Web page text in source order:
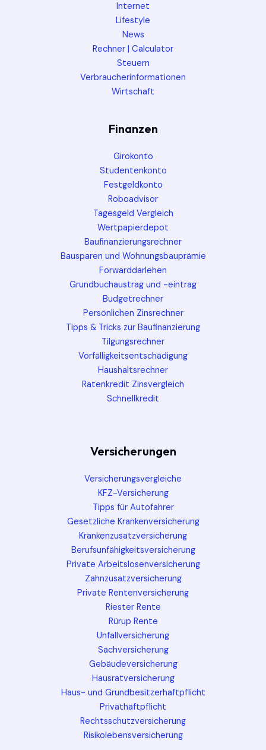
Internet
Lifestyle
News
Rechner | Calculator
Steuern
Verbraucherinformationen
Wirtschaft
Finanzen
Girokonto
Studentenkonto
Festgeldkonto
Roboadvisor
Tagesgeld Vergleich
Wertpapierdepot
Baufinanzierungsrechner
Bausparen und Wohnungsbauprämie
Forwarddarlehen
Grundbuchaustrag und -eintrag
Budgetrechner
Persönlichen Zinsrechner
Tipps & Tricks zur Baufinanzierung
Tilgungsrechner
Vorfälligkeitsentschädigung
Haushaltsrechner
Ratenkredit Zinsvergleich
Schnellkredit
Versicherungen
Versicherungsvergleiche
KFZ-Versicherung
Tipps für Autofahrer
Gesetzliche Krankenversicherung
Krankenzusatzversicherung
Berufsunfähigkeitsversicherung
Private Arbeitslosenversicherung
Zahnzusatzversicherung
Private Rentenversicherung
Riester Rente
Rürup Rente
Unfallversicherung
Sachversicherung
Gebäudeversicherung
Hausratversicherung
Haus- und Grundbesitzerhaftpflicht
Privathaftpflicht
Rechtsschutzversicherung
Risikolebensversicherung